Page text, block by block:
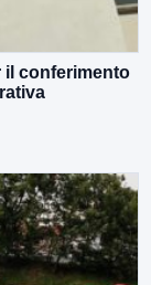
il conferimento